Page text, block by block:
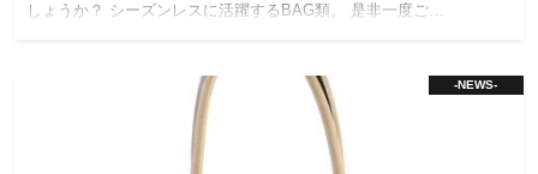
しょうか？ シーズンレスに活躍するBAG類。 是非一度ご…
-NEWS-